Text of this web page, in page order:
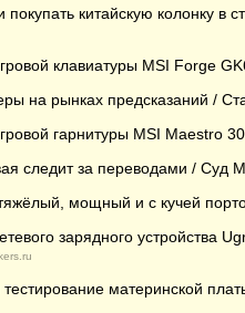
покупать китайскую колонку
клавиатуры MSI Forge
на рынках предсказаний /
гарнитуры MSI Maestro
следит за переводами / Суд
мощный и с кучей
зарядного устройства
материнской